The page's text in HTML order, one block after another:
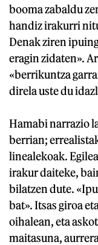
booma zabaldu
handiz irakurri
Denak ziren
eragin zidaten».
«berrikuntza
direla uste du
Hamabi narrazio
berrian;
linealekoak.
irakur daiteke,
bilatzen dute.
bat». Itsas giroa
oihalean, eta
maitasuna,